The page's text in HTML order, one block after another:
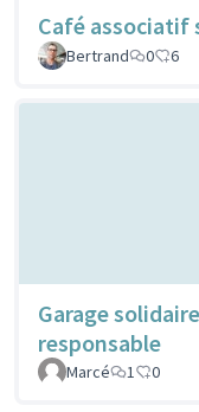
Café associatif
Bertrand
0 6
Garage
responsable
Marcé
1 0